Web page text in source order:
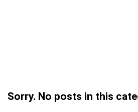
Sorry. No posts in this